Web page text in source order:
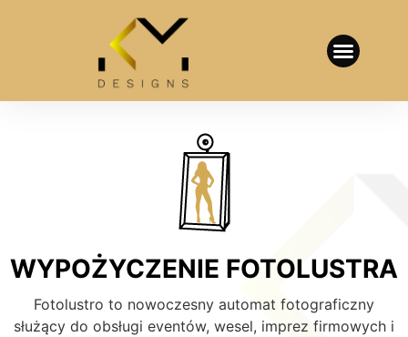
WYPOŻYCZENIE FOTOLUSTRA
Fotolustro to nowoczesny automat fotograficzny
służący do obsługi eventów, wesel, imprez firmowych i